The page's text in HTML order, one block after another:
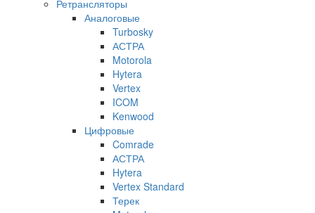
Ретрансляторы
Аналоговые
Turbosky
АСТРА
Motorola
Hytera
Vertex
ICOM
Kenwood
Цифровые
Comrade
АСТРА
Hytera
Vertex Standard
Терек